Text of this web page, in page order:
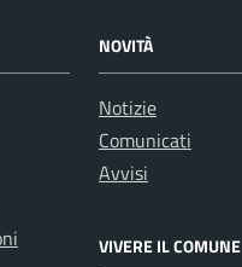
NOVITÀ
Notizie
Comunicati
Avvisi
VIVERE IL COMUNE